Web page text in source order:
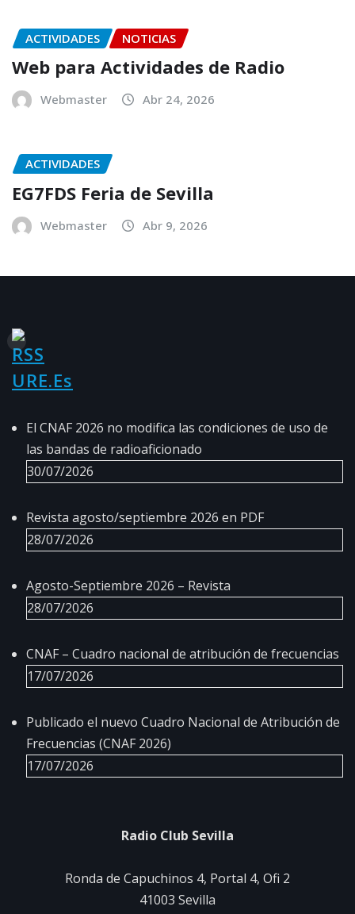
ACTIVIDADES NOTICIAS
Web para Actividades de Radio
Webmaster Abr 24, 2026
ACTIVIDADES
EG7FDS Feria de Sevilla
Webmaster Abr 9, 2026
URE.es
El CNAF 2026 no modifica las condiciones de uso de
las bandas de radioaficionado
30/07/2026
Revista agosto/septiembre 2026 en PDF
28/07/2026
Agosto-Septiembre 2026 – Revista
28/07/2026
CNAF – Cuadro nacional de atribución de frecuencias
17/07/2026
Publicado el nuevo Cuadro Nacional de Atribución de
Frecuencias (CNAF 2026)
17/07/2026
Radio Club Sevilla
Ronda de Capuchinos 4, Portal 4, Ofi 2
41003 Sevilla